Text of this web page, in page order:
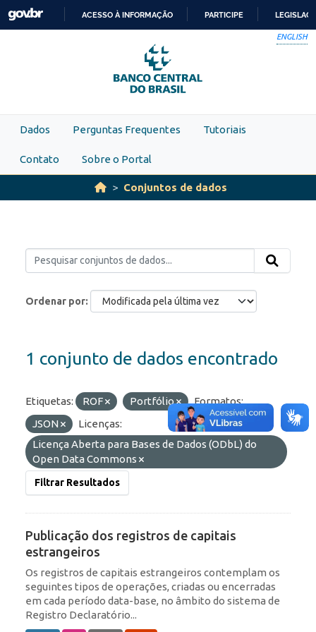
Skip to main content
PARA
O
CONTEÚDO
ACESSO À INFORMAÇÃO PARTICIPE
ENGLISH
Dados Perguntas Frequentes Tutoriais
Contato Sobre o Portal
Conjuntos de dados
Ordenar por
1 conjunto de dados encontrado
Etiquetas: ROF Portfólio
Formatos:
JSON
Licenças:
Licença Aberta para Bases de Dados (ODbL) do
Open Data Commons
Filtrar Resultados
Publicação dos registros de capitais
estrangeiros
Os registros de capitais estrangeiros contemplam os
seguintes tipos de operações, criadas ou encerradas
em cada período data-base, no âmbito do sistema de
Registro Declaratório...